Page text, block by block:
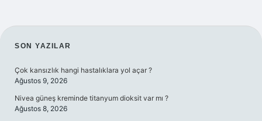
SIDEBAR
SON YAZILAR
Çok kansızlık hangi hastalıklara yol açar ?
Ağustos 9, 2026
Nivea güneş kreminde titanyum dioksit var mı ?
Ağustos 8, 2026